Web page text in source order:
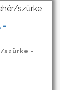
-
szürke -